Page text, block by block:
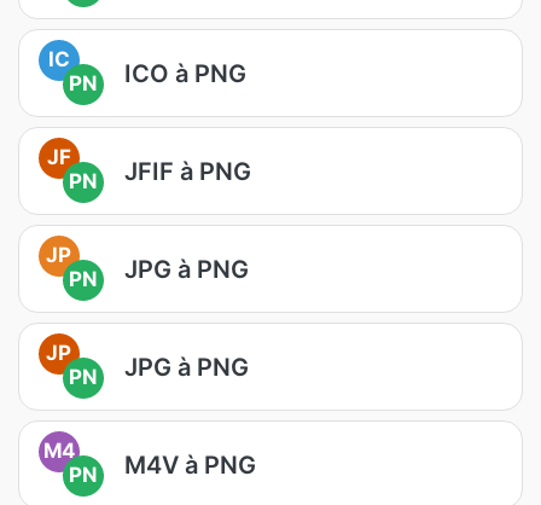
IC
PN
ICO à PNG
JF
PN
JFIF à PNG
JP
PN
JPG à PNG
JP
PN
JPG à PNG
M4
PN
M4V à PNG